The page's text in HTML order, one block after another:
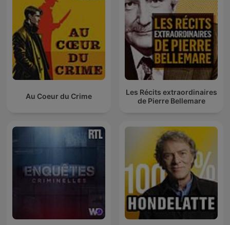
Au Coeur du Crime
Les Récits extraordinaires
de Pierre Bellemare